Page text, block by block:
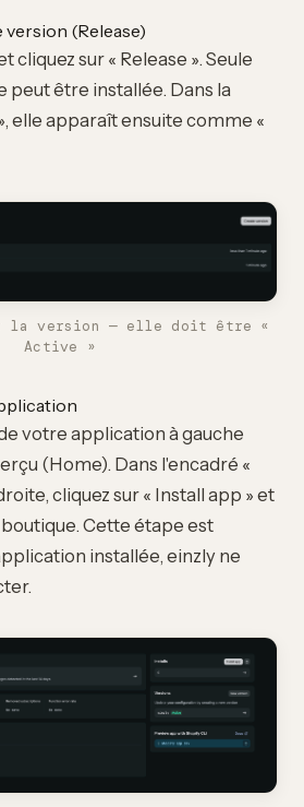
version (Release)
cliquez sur « Release ». Seule
peut être installée. Dans la
elle apparaît ensuite comme «
la version — elle doit être «
Active »
votre application à gauche
(Home). Dans l'encadré «
cliquez sur « Install app » et
Cette étape est
installée, einzly ne